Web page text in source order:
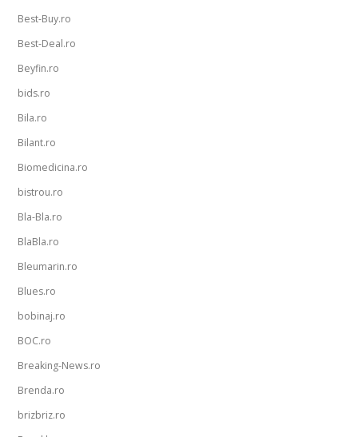
Best-Buy.ro
Best-Deal.ro
Beyfin.ro
bids.ro
Bila.ro
Bilant.ro
Biomedicina.ro
bistrou.ro
Bla-Bla.ro
BlaBla.ro
Bleumarin.ro
Blues.ro
bobinaj.ro
BOC.ro
Breaking-News.ro
Brenda.ro
brizbriz.ro